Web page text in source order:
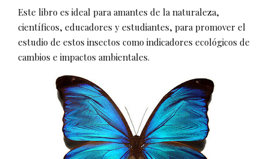
Este libro es ideal para amantes de la naturaleza,
científicos, educadores y estudiantes, para promover el
estudio de estos insectos como indicadores ecológicos de
cambios e impactos ambientales.